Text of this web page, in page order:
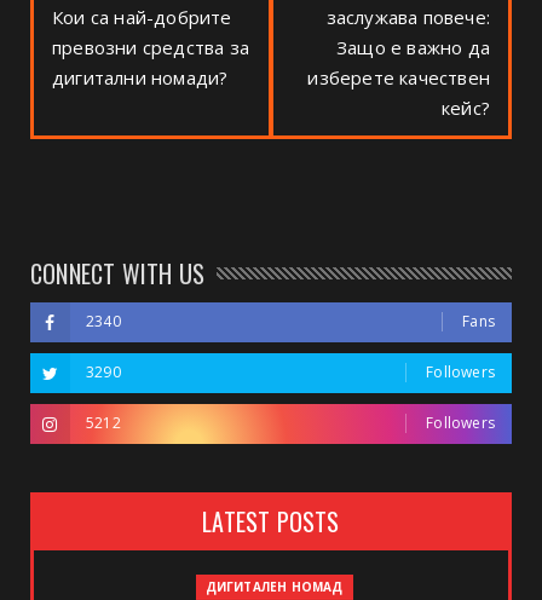
Кои са най-добрите
превозни средства за
дигитални номади?
заслужава повече:
Защо е важно да
изберете качествен
кейс?
CONNECT WITH US
2340 Fans
3290 Followers
5212 Followers
LATEST POSTS
ДИГИТАЛЕН НОМАД